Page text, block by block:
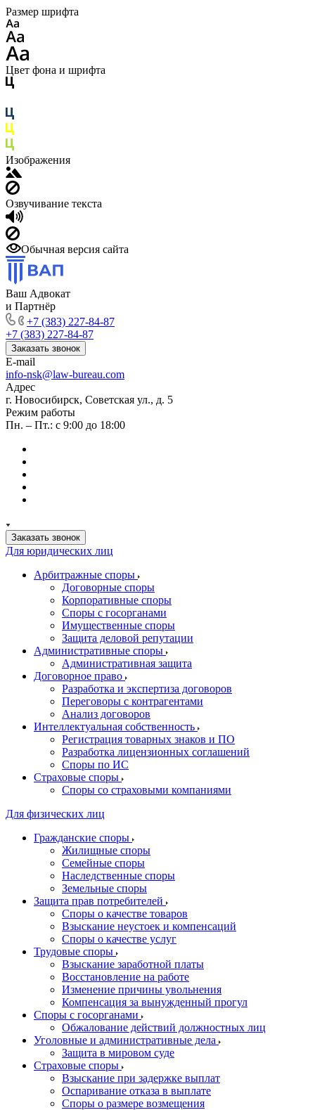
Размер шрифта
Цвет фона и шрифта
Изображения
Озвучивание текста
Обычная версия сайта
Ваш Адвокат
и Партнёр
+7 (383) 227-84-87
+7 (383) 227-84-87
Заказать звонок
E-mail
info-nsk@law-bureau.com
Адрес
г. Новосибирск, Советская ул., д. 5
Режим работы
Пн. – Пт.: с 9:00 до 18:00
Заказать звонок
Для юридических лиц
Арбитражные споры
Договорные споры
Корпоративные споры
Споры с госорганами
Имущественные споры
Защита деловой репутации
Административные споры
Административная защита
Договорное право
Разработка и экспертиза договоров
Переговоры с контрагентами
Анализ договоров
Интеллектуальная собственность
Регистрация товарных знаков и ПО
Разработка лицензионных соглашений
Споры по ИС
Страховые споры
Споры со страховыми компаниями
Для физических лиц
Гражданские споры
Жилищные споры
Семейные споры
Наследственные споры
Земельные споры
Защита прав потребителей
Споры о качестве товаров
Взыскание неустоек и компенсаций
Споры о качестве услуг
Трудовые споры
Взыскание заработной платы
Восстановление на работе
Изменение причины увольнения
Компенсация за вынужденный прогул
Споры с госорганами
Обжалование действий должностных лиц
Уголовные и административные дела
Защита в мировом суде
Страховые споры
Взыскание при задержке выплат
Оспаривание отказа в выплате
Споры о размере возмещения